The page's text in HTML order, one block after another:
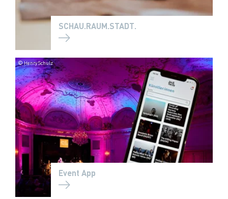
SCHAU.RAUM.STADT.
© Henry Schulz
Event App